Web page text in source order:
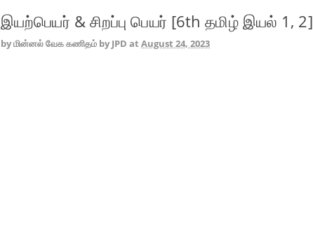
இயற்பெயர் & சிறப்பு பெயர் [6th தமிழ் இயல் 1, 2]
byமின்னல் வேக கணிதம் by JPD at August 24, 2023